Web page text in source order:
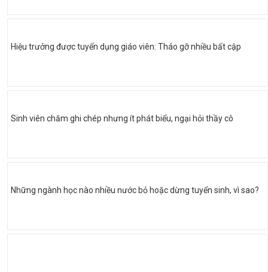
Hiệu trưởng được tuyển dụng giáo viên: Tháo gỡ nhiều bất cập
Sinh viên chăm ghi chép nhưng ít phát biểu, ngại hỏi thầy cô
Những ngành học nào nhiều nước bỏ hoặc dừng tuyển sinh, vì sao?